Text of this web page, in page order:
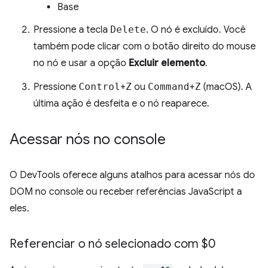
Base
Pressione a tecla Delete. O nó é excluído. Você
também pode clicar com o botão direito do mouse
no nó e usar a opção Excluir elemento.
Pressione Control +Z ou Command+Z (macOS). A
última ação é desfeita e o nó reaparece.
Acessar nós no console
O DevTools oferece alguns atalhos para acessar nós do
DOM no console ou receber referências JavaScript a
eles.
Referenciar o nó selecionado com $0